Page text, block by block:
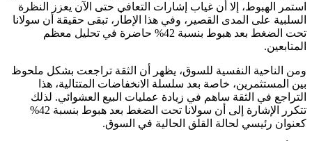
استمر الهبوط، إلا أن غياب إشارات التعافي حتى الآن يعزز النظرة
السلبية على المدى القصير، وفي هذا الإطار، تبقى حقيقة أن سولانا
تحت الضغط بعد هبوط بنسبة 42% حاضرة في تحليل معظم
المتابعين.
ومن الناحية النفسية للسوق، يظهر أن الثقة تراجعت بشكل ملحوظ
بين المستثمرين، خاصة بعد سلسلة الانخفاضات المتتالية، هذا
التراجع في الثقة ساهم في زيادة عمليات البيع العشوائي. لذلك
تتكرر الإشارة إلى أن سولانا تحت الضغط بعد هبوط بنسبة 42%
كعنوان رئيسي لحالة القلق الحالية في السوق.